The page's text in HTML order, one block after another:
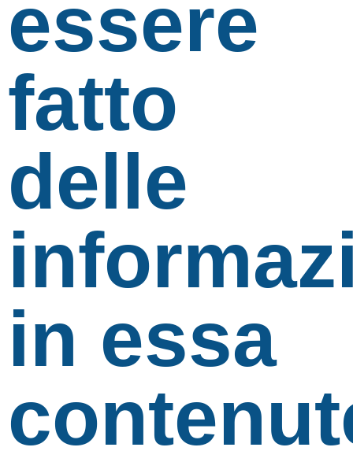
essere
fatto
delle
in essa